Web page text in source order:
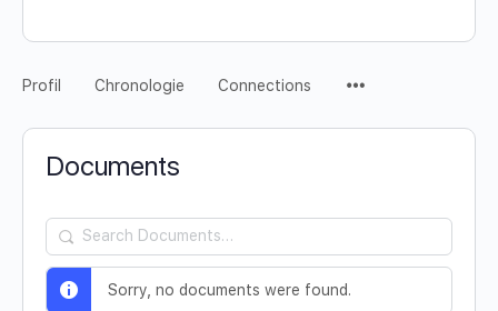
Profil Chronologie Connections
Documents
Search
Documents…
Sorry, no documents were found.